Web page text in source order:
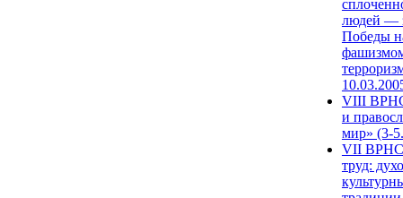
людей —
Победы
VIII
и
мир» (3-
VII ВРНС
труд: